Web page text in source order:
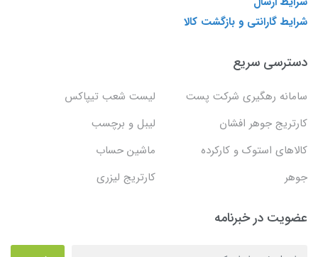
شرایط گارانتی و بازگشت کالا
دسترسی سریع
سامانه رهگیری شرکت پست
لیست شعب تیپاکس
کارتریج جوهر افشان
لیبل و برچسب
کالاهای استوک و کارکرده
ماشین حساب
جوهر
کارتریج لیزری
عضویت در خبرنامه